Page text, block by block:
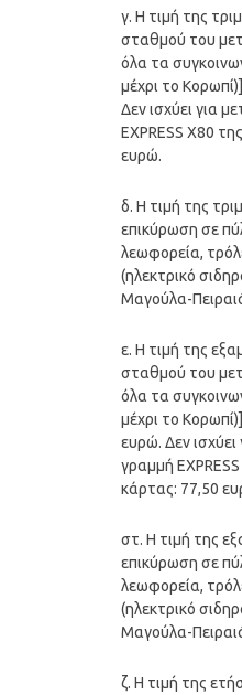
γ. Η τιμή της
σταθμού του
όλα τα
μέχρι το
Δεν ισχύει για
EXPRESS Χ80
ευρώ.
δ. Η τιμή της
επικύρωση σε
λεωφορεία,
(ηλεκτρικό
Μαγούλα-
ε. Η τιμή της
σταθμού του
όλα τα
μέχρι το
ευρώ. Δεν ισχύει
γραμμή
κάρτας: 77,50
στ. Η τιμή της
επικύρωση σε
λεωφορεία,
(ηλεκτρικό
Μαγούλα-
ζ. Η τιμή της